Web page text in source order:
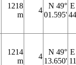
1218
m
4
N 49°
01.595'
E
1214
m
4
N 49°
13.650'
E